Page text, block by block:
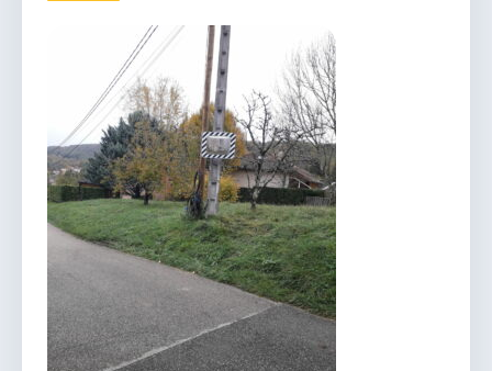
Vie locale & Associations
Découvrir la commune
DIMANCHE 9 AOÛT 2026
Secrétariat ouvert
Lundi, mardi, jeudi, vendredi de 8h30 à 12h et